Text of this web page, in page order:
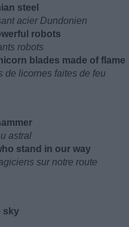
steel
acier Dundonien
robots
robots
blades made of flame
de licornes faites de feu
astral
stand in our way
sur notre route
sky